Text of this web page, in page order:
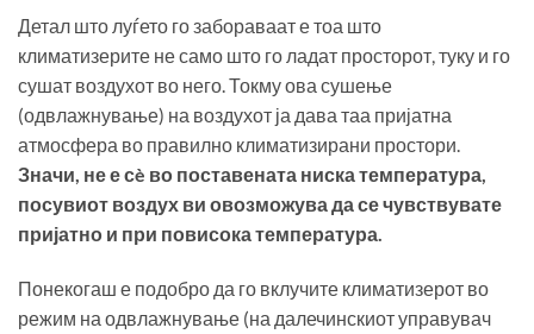
Детал што луѓето го забораваат е тоа што
климатизерите не само што го ладат просторот, туку и го
сушат воздухот во него. Токму ова сушење
(одвлажнување) на воздухот ја дава таа пријатна
атмосфера во правилно климатизирани простори.
Значи, не е сè во поставената ниска температура,
посувиот воздух ви овозможува да се чувствувате
пријатно и при повисока температура.
Понекогаш е подобро да го вклучите климатизерот во
режим на одвлажнување (на далечинскиот управувач